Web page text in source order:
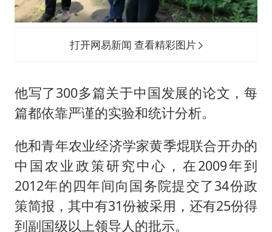
打开网易新闻 查看精彩图片
他写了300多篇关于中国发展的论文，每
篇都依靠严谨的实验和统计分析。
他和青年农业经济学家黄季焜联合开办的
中国农业政策研究中心，在2009年到
2012年的四年间向国务院提交了34份政
策简报，其中有31份被采用，还有25份得
到副国级以上领导人的批示。